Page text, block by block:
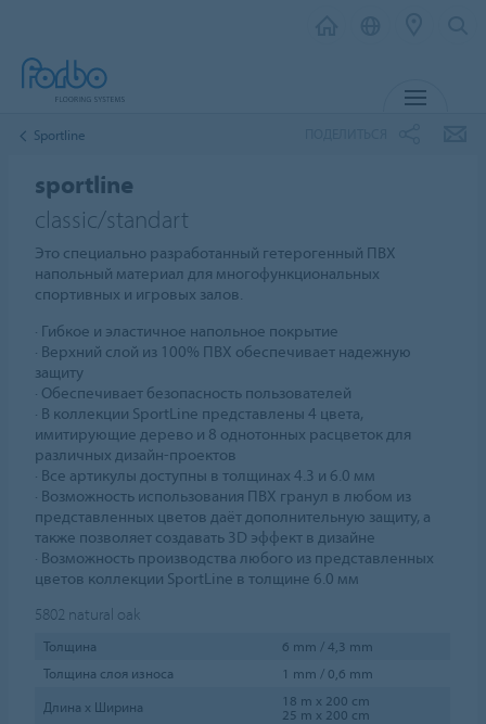
Sportline
sportline
classic/standart
Это специально разработанный гетерогенный ПВХ
напольный материал для многофункциональных
спортивных и игровых залов.
∙ Гибкое и эластичное напольное покрытие
∙ Верхний слой из 100% ПВХ обеспечивает надежную
защиту
∙ Обеспечивает безопасность пользователей
∙ В коллекции SportLine представлены 4 цвета,
имитирующие дерево и 8 однотонных расцветок для
различных дизайн-проектов
∙ Все артикулы доступны в толщинах 4.3 и 6.0 мм
∙ Возможность использования ПВХ гранул в любом из
представленных цветов даёт дополнительную защиту, а
также позволяет создавать 3D эффект в дизайне
∙ Возможность производства любого из представленных
цветов коллекции SportLine в толщине 6.0 мм
5802 natural oak
Толщина
6 mm / 4,3 mm
Толщина слоя износа
1 mm / 0,6 mm
Длина х Ширина
18 m x 200 cm
25 m x 200 cm